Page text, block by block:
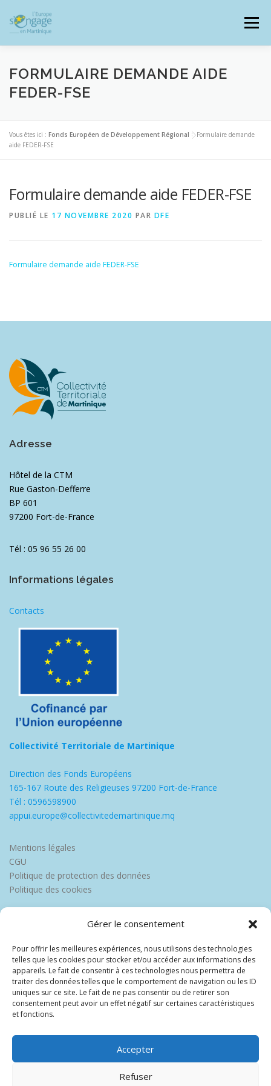
Gérer le consentement
Pour offrir les meilleures expériences, nous utilisons des technologies
telles que les cookies pour stocker et/ou accéder aux informations des
appareils. Le fait de consentir à ces technologies nous permettra de
traiter des données telles que le comportement de navigation ou les ID
uniques sur ce site. Le fait de ne pas consentir ou de retirer son
consentement peut avoir un effet négatif sur certaines caractéristiques
et fonctions.
Accepter
Refuser
contenu
Menu
FORMULAIRE DEMANDE AIDE
FEDER-FSE
Vous êtes ici : Fonds Européen de Développement Régional >Formulaire demande
aide FEDER-FSE
Formulaire demande aide FEDER-FSE
PUBLIÉ LE 17 NOVEMBRE 2020 PAR DFE
Formulaire demande aide FEDER-FSE
Adresse
Hôtel de la CTM
Rue Gaston-Defferre
BP 601
97200 Fort-de-France
Tél : 05 96 55 26 00
Informations légales
Contacts
Collectivité Territoriale de Martinique
Direction des Fonds Européens
165-167 Route des Religieuses 97200 Fort-de-France
Tél : 0596598900
appui.europe@collectivitedemartinique.mq
Mentions légales
CGU
Politique de protection des données
Politique des cookies